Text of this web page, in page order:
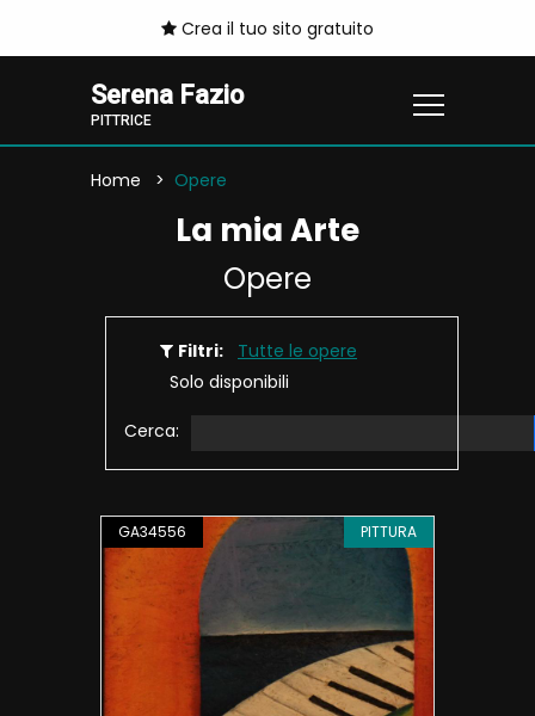
Crea il tuo sito gratuito
Serena Fazio
PITTRICE
Home Opere
La mia Arte
Opere
Filtri:
Tutte le opere
Solo disponibili
Cerca:
GA34556 PITTURA